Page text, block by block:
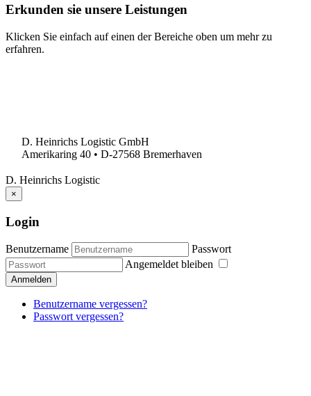
Erkunden sie unsere Leistungen
Klicken Sie einfach auf einen der Bereiche oben um mehr zu
erfahren.
D. Heinrichs Logistic GmbH
Amerikaring 40 • D-27568 Bremerhaven
D. Heinrichs Logistic
×
Login
Benutzername
Passwort
Angemeldet bleiben
Anmelden
Benutzername vergessen?
Passwort vergessen?